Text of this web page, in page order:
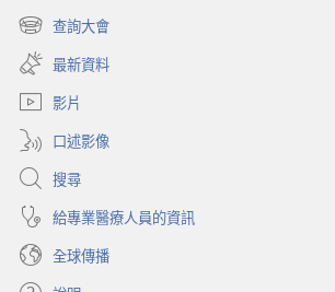
啟
新
視
窗）
查詢大會
（開
啟
新
視
最新資料
影片
口述影像
搜尋
給專業醫療人員的資訊
全球傳播